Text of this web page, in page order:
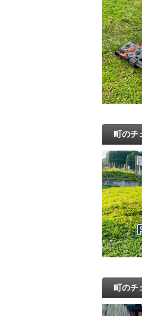
町の
町のチ